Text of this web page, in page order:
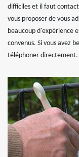
difficiles et il faut
vous proposer de vous
beaucoup d'expérience
convenus. Si vous avez
téléphoner directement.